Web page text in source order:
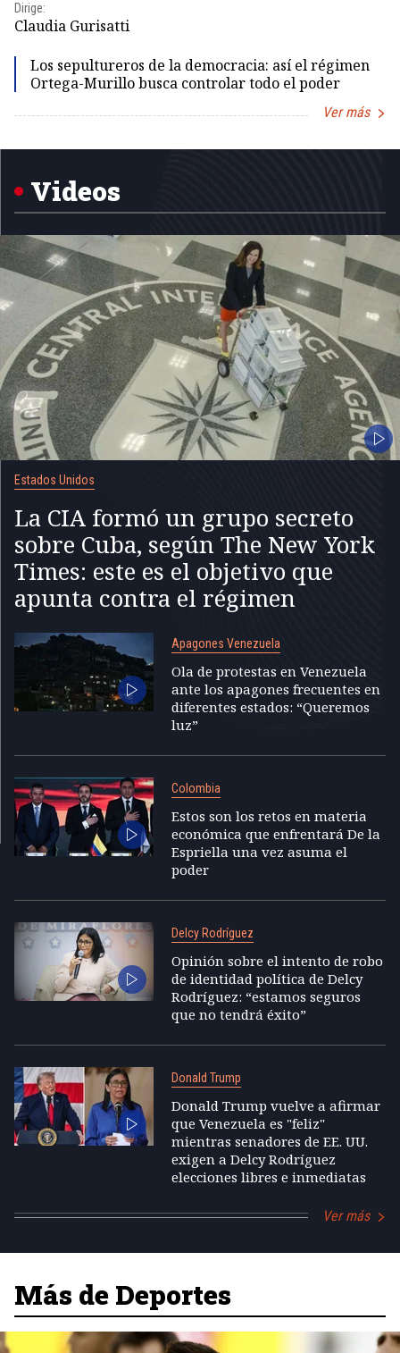
Dirige:
Claudia Gurisatti
Los sepultureros de la democracia: así el régimen
Ortega-Murillo busca controlar todo el poder
Ver más
Videos
Estados Unidos
La CIA formó un grupo secreto
sobre Cuba, según The New York
Times: este es el objetivo que
apunta contra el régimen
Apagones Venezuela
Ola de protestas en Venezuela
ante los apagones frecuentes en
diferentes estados: “Queremos
luz”
Colombia
Estos son los retos en materia
económica que enfrentará De la
Espriella una vez asuma el
poder
Delcy Rodríguez
Opinión sobre el intento de robo
de identidad política de Delcy
Rodríguez: “estamos seguros
que no tendrá éxito”
Donald Trump
Donald Trump vuelve a afirmar
que Venezuela es "feliz"
mientras senadores de EE. UU.
exigen a Delcy Rodríguez
elecciones libres e inmediatas
Ver más
Más de Deportes